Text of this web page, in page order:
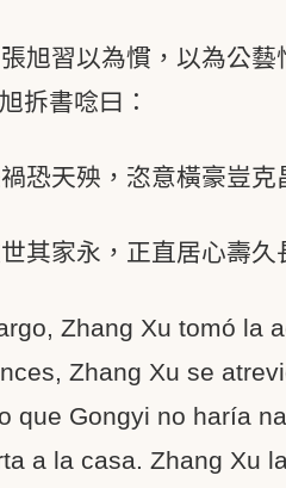
旭習以為慣，以為公
拆書唸曰：
禍恐天殃，恣意橫豪豈
世其家永，正直居心壽
Zhang Xu tomó la
Zhang Xu se
que Gongyi no haría
a la casa. Zhang Xu